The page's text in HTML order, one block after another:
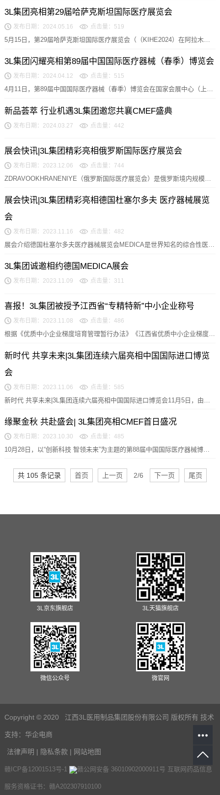
3L集团亮相第29届哈萨克斯坦国际医疗展览会
发布日期：2024.05.16 点击量：519
5月15日，第29届哈萨克斯坦国际医疗展览会（（KIHE2024）在阿拉木图
3L集团闪耀亮相第89届中国国际医疗器械（春季）博览会
发布日期：2024.04.12 点击量：515
4月11日，第89届中国国际医疗器械（春季）博览会在国家会展中心（上
新品荟萃 行业机遇3L集团邀您共襄CMEF盛典
发布日期：2024.03.27 点击量：442
展会快讯|3L集团精彩亮相俄罗斯国际医疗展览会
发布日期：2023.12.06 点击量：744
ZDRAVOOKHRANENIYE（俄罗斯国际医疗展览会）是俄罗斯境内规模
展会快讯|3L集团精彩亮相德国杜塞尔多夫 医疗器械展览
会
发布日期：2023.11.16 点击量：482
展会介绍德国杜塞尔多夫医疗器械展览会MEDICA是世界知名的综合性医疗
3L集团诚邀相约德国MEDICA展会
发布日期：2023.11.09 点击量：311
喜报！3L集团被授予江西省“专精特新”中小企业称号
发布日期：2023.11.08 点击量：486
根据《优质中小企业梯度培育管理暂行办法》《江西省优质中小企业梯度培
新时代 共享未来|3L集团连续六届亮相中国国际进口博览
会
发布日期：2023.11.06 点击量：585
新时代 共享未来|3L集团连续六届亮相中国国际进口博览会11月5日，由商
缘聚金秋 共赴盛会| 3L集团亮相CMEF首日盛况
发布日期：2023.10.30 点击量：485
10月28日，以“创新科技 智领未来”为主题的第88届中国国际医疗器械博览
共 105 条记录 首页 上一页 2/6 下一页 尾页
3L京东旗舰店 3L天猫旗舰店
微信公众号 微官网
Copyright © 2020 江西3L医用制品集团股份有限公司 版权所有 技术
支持： 华企电商
法律声明 | 隐私条款 | 网站地图
赣ICP备12001513号-1 赣公网安备 36010902000911号 互联网药品信息
服务资格证书：赣A202307910100